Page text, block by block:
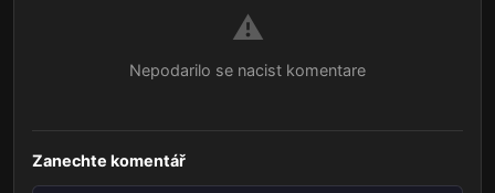
⚠️
Nepodarilo se nacist komentare
Zanechte komentář